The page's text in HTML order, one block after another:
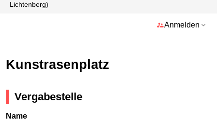
Lichtenberg)
Anmelden
Kunstrasenplatz
Vergabestelle
Name